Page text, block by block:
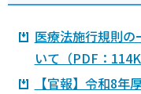
医療法施行規則
いて（PDF：
【官報】令和8年